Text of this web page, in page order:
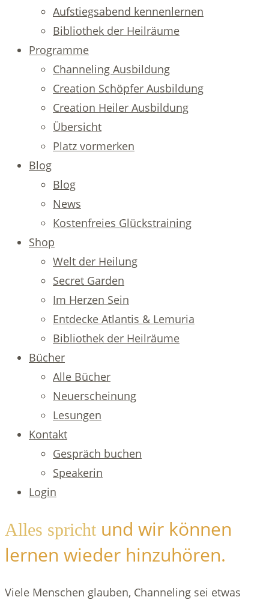
Aufstiegsabend kennenlernen
Bibliothek der Heilräume
Programme
Channeling Ausbildung
Creation Schöpfer Ausbildung
Creation Heiler Ausbildung
Übersicht
Platz vormerken
Blog
Blog
News
Kostenfreies Glückstraining
Shop
Welt der Heilung
Secret Garden
Im Herzen Sein
Entdecke Atlantis & Lemuria
Bibliothek der Heilräume
Bücher
Alle Bücher
Neuerscheinung
Lesungen
Kontakt
Gespräch buchen
Speakerin
Login
Alles spricht und wir können
lernen wieder hinzuhören.
Viele Menschen glauben, Channeling sei etwas